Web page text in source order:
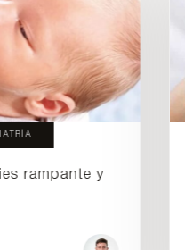
rampante y